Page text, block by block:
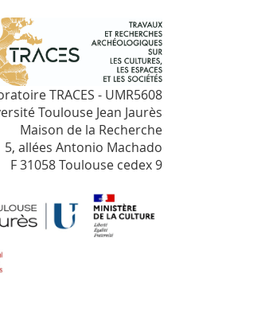
TRACES - UMR5608
Toulouse Jean Jaurès
Maison de la Recherche
5, allées Antonio Machado
F 31058 Toulouse cedex 9